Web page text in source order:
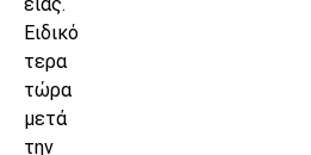
Ειδικό
τερα
τώρα
μετά
την